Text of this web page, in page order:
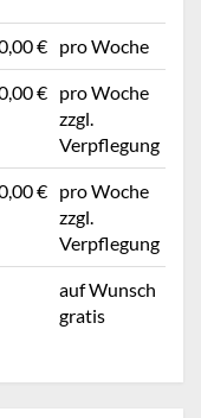
€ pro Woche
€ pro Woche
zzgl.
Verpflegung
€ pro Woche
zzgl.
Verpflegung
auf Wunsch
gratis